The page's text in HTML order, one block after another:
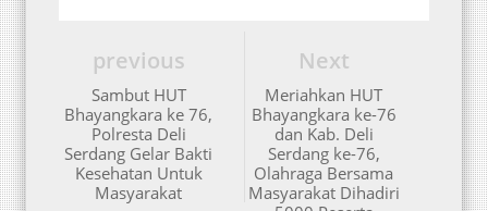
Next
Meriahkan HUT
Bhayangkara ke-76
dan Kab. Deli
Serdang ke-76,
Olahraga Bersama
Masyarakat Dihadiri
previous
Sambut HUT
Bhayangkara ke 76,
Polresta Deli
Serdang Gelar Bakti
Kesehatan Untuk
Masyarakat